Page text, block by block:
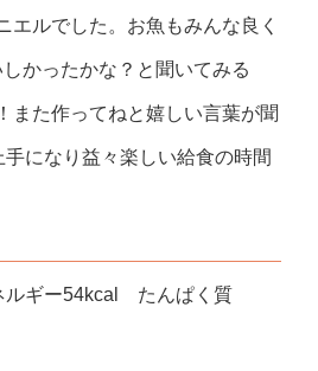
エルでした。お魚もみんな良く
かったかな？と聞いてみる
また作ってねと嬉しい言葉が聞
になり益々楽しい給食の時間
ルギー54kcal たんぱく質